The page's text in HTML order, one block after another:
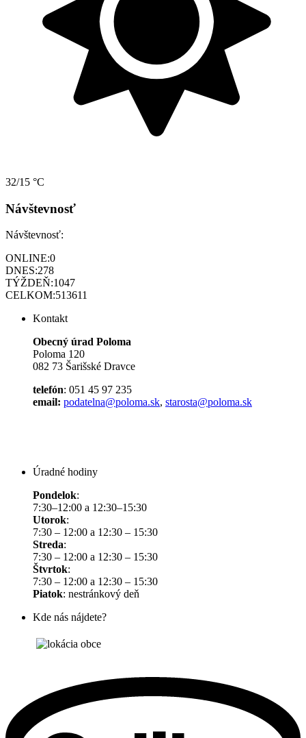
32/15 °C
Návštevnosť
Návštevnosť:
ONLINE:0
DNES:278
TÝŽDEŇ:1047
CELKOM:513611
Kontakt
Obecný úrad Poloma
Poloma 120
082 73 Šarišské Dravce
telefón: 051 45 97 235
email: podatelna@poloma.sk, starosta@poloma.sk
Úradné hodiny
Pondelok:
7:30–12:00 a 12:30–15:30
Utorok:
7:30 – 12:00 a 12:30 – 15:30
Streda:
7:30 – 12:00 a 12:30 – 15:30
Štvrtok:
7:30 – 12:00 a 12:30 – 15:30
Piatok: nestránkový deň
Kde nás nájdete?